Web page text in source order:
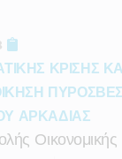
ΚΡΙΣΗΣ
ΑΡΚΑΔΙΑΣ